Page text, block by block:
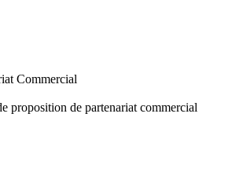
Commercial
proposition de partenariat commercial